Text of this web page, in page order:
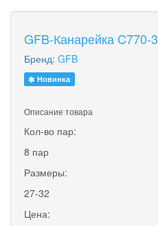
GFB-Канарейка C770-3
Бренд: GFB
Новинка
Описание товара
Кол-во пар:
8 пар
Размеры:
27-32
Цена: